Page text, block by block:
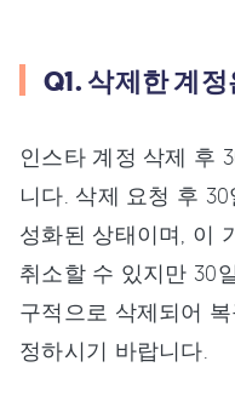
Q1. 삭제한 계
인스타 계정 삭제 후
니다. 삭제 요청 후
성화된 상태이며, 이
취소할 수 있지만 30
구적으로 삭제되어
정하시기 바랍니다.